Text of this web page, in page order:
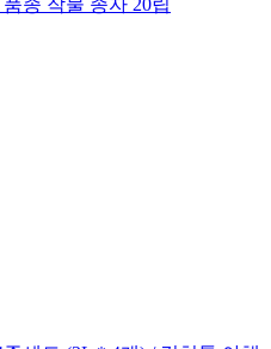
종 작물 종자 20립